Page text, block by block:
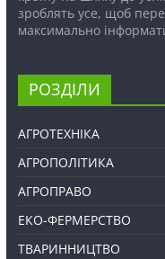
зроблять усе, щоб
максимально
РОЗДІЛИ
АГРОТЕХНІКА
АГРОПОЛІТИКА
АГРОПРАВО
ЕКО-ФЕРМЕРСТВО
ТВАРИННИЦТВО